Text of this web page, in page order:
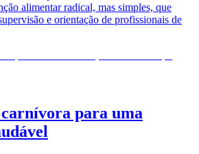
alimentar radical, mas simples, que
e orientação de profissionais de
para uma